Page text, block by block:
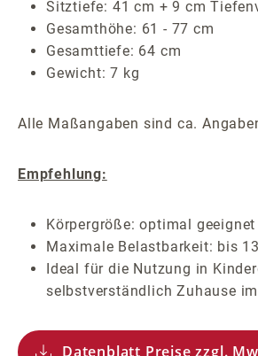
Sitztiefe: 41 cm + 9 cm
Gesamthöhe: 61 - 77 cm
Gesamttiefe: 64 cm
Gewicht: 7 kg
Alle Maßangaben sind ca.
Empfehlung:
Körpergröße: optimal
Maximale Belastbarkeit: bis
Ideal für die Nutzung in
selbstverständlich Zuhause
Datenblatt Preise zzgl.